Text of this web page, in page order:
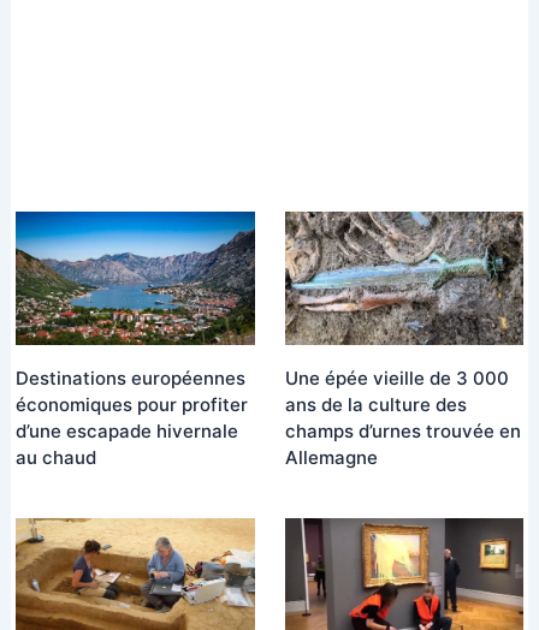
Destinations européennes
économiques pour profiter
d’une escapade hivernale
au chaud
Une épée vieille de 3 000
ans de la culture des
champs d’urnes trouvée en
Allemagne